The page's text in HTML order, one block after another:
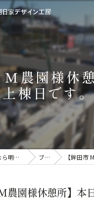
M農園様休
棟日です。
茨城の注文住宅なら明日家デザイン工房 ブログ 【鉾田市 M農園
農園様休憩所】本